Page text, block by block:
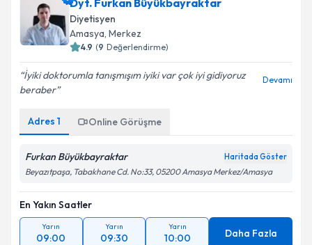
Dyt. Furkan Büyükbayraktar
Diyetisyen
Amasya, Merkez
4.9 (9 Değerlendirme)
İyiki doktorumla tanışmışım iyiki var çok iyi gidiyoruz
beraber
Devamı
Adres 1 Online Görüşme
Furkan Büyükbayraktar Haritada Göster
Beyazıtpaşa, Tabakhane Cd. No:33, 05200 Amasya Merkez/Amasya
En Yakın Saatler
Yarın
09:00
Yarın
09:30
Yarın
10:00 Daha Fazla